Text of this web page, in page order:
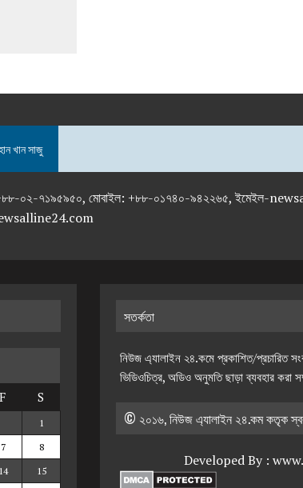
খান সাজু
+৮৮-০২-৭১৯৫৯৫০, মোবাইল: +৮৮-০১৭৪০-৯৪২২৬৫,
F S
1
7
8
14 15
সতর্কতা
নিউজ এ্যালাইন ২৪.কমে প্রকাশিত/প্রচারিত
ভিডিওচিত্র, অডিও অনুমতি ছাড়া ব্যবহার করা
© ২০১৬, নিউজ এ্যালাইন ২৪.কম কতৃক স্বর্ব
Developed By :